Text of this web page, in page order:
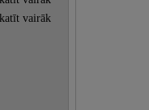
vairāk